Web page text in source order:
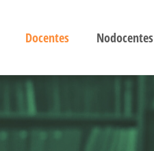
Docentes Nodocentes